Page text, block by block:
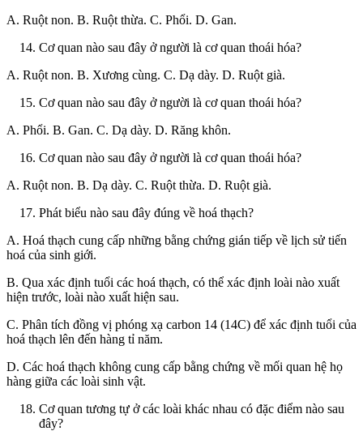
A. Ruột non. B. Ruột thừa. C. Phổi. D. Gan.
Cơ quan nào sau đây ở người là cơ quan thoái hóa?
A. Ruột non. B. Xương cùng. C. Dạ dày. D. Ruột già.
Cơ quan nào sau đây ở người là cơ quan thoái hóa?
A. Phổi. B. Gan. C. Dạ dày. D. Răng khôn.
Cơ quan nào sau đây ở người là cơ quan thoái hóa?
A. Ruột non. B. Dạ dày. C. Ruột thừa. D. Ruột già.
Phát biểu nào sau đây đúng về hoá thạch?
A. Hoá thạch cung cấp những bằng chứng gián tiếp về lịch sử tiến
hoá của sinh giới.
B. Qua xác định tuổi các hoá thạch, có thể xác định loài nào xuất
hiện trước, loài nào xuất hiện sau.
C. Phân tích đồng vị phóng xạ carbon 14 (14C) để xác định tuổi của
hoá thạch lên đến hàng tỉ năm.
D. Các hoá thạch không cung cấp bằng chứng về mối quan hệ họ
hàng giữa các loài sinh vật.
Cơ quan tương tự ở các loài khác nhau có đặc điểm nào sau
đây?